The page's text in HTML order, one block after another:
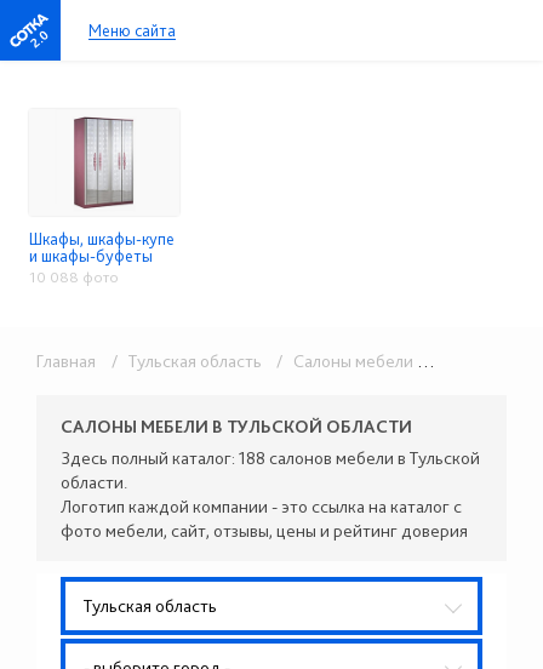
2.0 Меню сайта
Шкафы, шкафы-купе
и шкафы-буфеты
10 088 фото
Главная / Тульская область / Салоны мебели / Шкафы,
САЛОНЫ МЕБЕЛИ В ТУЛЬСКОЙ ОБЛАСТИ
Здесь полный каталог: 188 салонов мебели в Тульской
области.
Логотип каждой компании - это ссылка на каталог с
фото мебели, сайт, отзывы, цены и рейтинг доверия
Тульская область